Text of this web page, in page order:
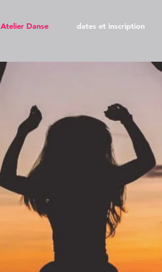
Atelier Danse dates et inscription